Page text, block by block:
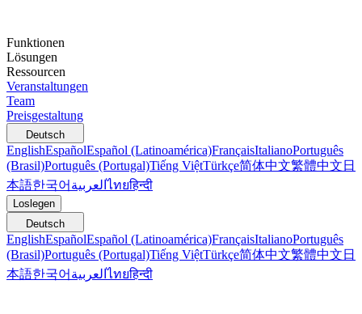
Funktionen
Lösungen
Ressourcen
Veranstaltungen
Team
Preisgestaltung
Deutsch
EnglishEspañolEspañol (Latinoamérica)FrançaisItalianoPortuguês
(Brasil)Português (Portugal)Tiếng ViệtTürkçe简体中文繁體中文 日
本語한국어 العربيةไทยहिन्दी
Loslegen
Deutsch
EnglishEspañolEspañol (Latinoamérica)FrançaisItalianoPortuguês
(Brasil)Português (Portugal)Tiếng ViệtTürkçe简体中文繁體中文 日
本語한국어 العربيةไทยहिन्दी